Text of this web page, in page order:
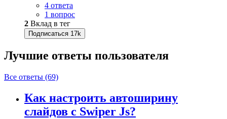
4 ответа
1 вопрос
2 Вклад в тег
Подписаться 17k
Лучшие ответы пользователя
Все ответы (69)
Как настроить автоширину
слайдов с Swiper Js?